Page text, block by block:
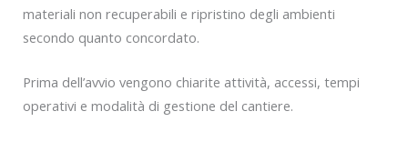
materiali non recuperabili e ripristino degli ambienti
secondo quanto concordato.
Prima dell’avvio vengono chiarite attività, accessi, tempi
operativi e modalità di gestione del cantiere.